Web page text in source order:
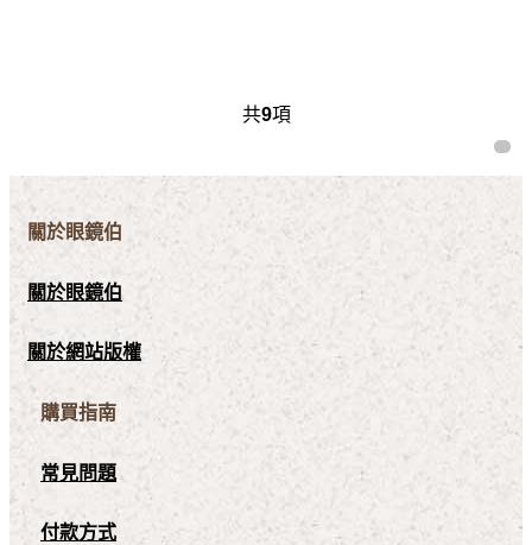
共9項
關於眼鏡伯
關於眼鏡伯
關於網站版權
購買指南
常見問題
付款方式